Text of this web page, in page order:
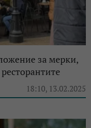
за мерки,
18:10, 13.02.2025